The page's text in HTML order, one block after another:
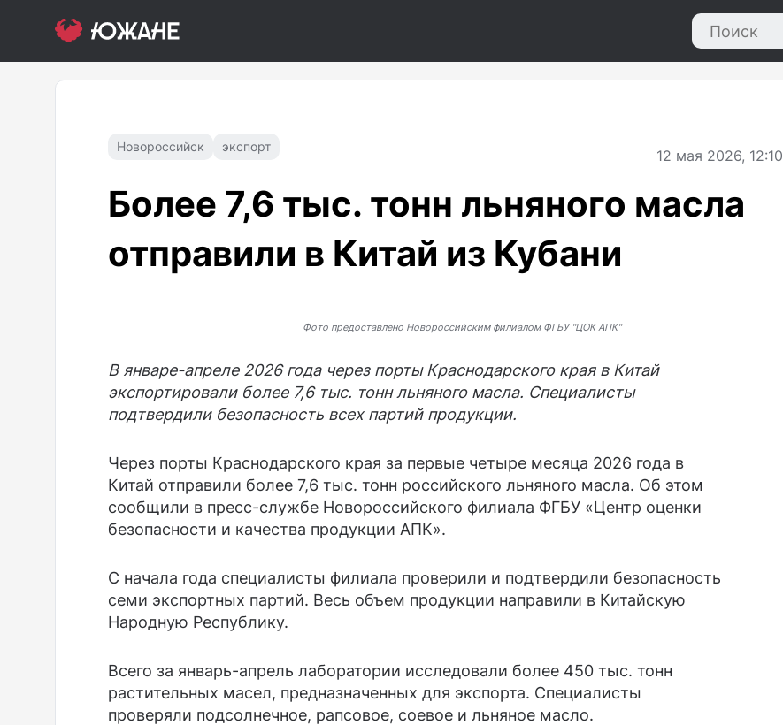
Новороссийск экспорт
12 мая 2026, 12:10
Более 7,6 тыс. тонн льняного масла
отправили в Китай из Кубани
Фото предоставлено Новороссийским филиалом ФГБУ "ЦОК АПК"
В январе-апреле 2026 года через порты Краснодарского края в Китай
экспортировали более 7,6 тыс. тонн льняного масла. Специалисты
подтвердили безопасность всех партий продукции.
Через порты Краснодарского края за первые четыре месяца 2026 года в
Китай отправили более 7,6 тыс. тонн российского льняного масла. Об этом
сообщили в пресс-службе Новороссийского филиала ФГБУ «Центр оценки
безопасности и качества продукции АПК».
С начала года специалисты филиала проверили и подтвердили безопасность
семи экспортных партий. Весь объем продукции направили в Китайскую
Народную Республику.
Всего за январь-апрель лаборатории исследовали более 450 тыс. тонн
растительных масел, предназначенных для экспорта. Специалисты
проверяли подсолнечное, рапсовое, соевое и льняное масло.